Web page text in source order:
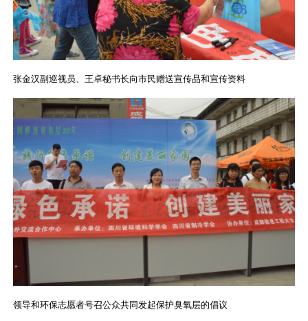
张金汉副巡视员、王卓秘书长向市民赠送宣传品和宣传资料
领导和环保志愿者号召公众共同发起保护臭氧层的倡议